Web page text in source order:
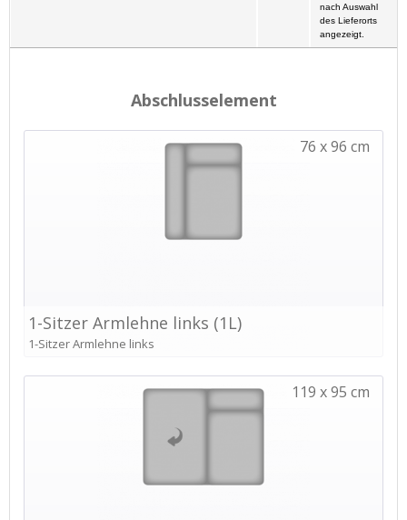
nach Auswahl
des Lieferorts
angezeigt.